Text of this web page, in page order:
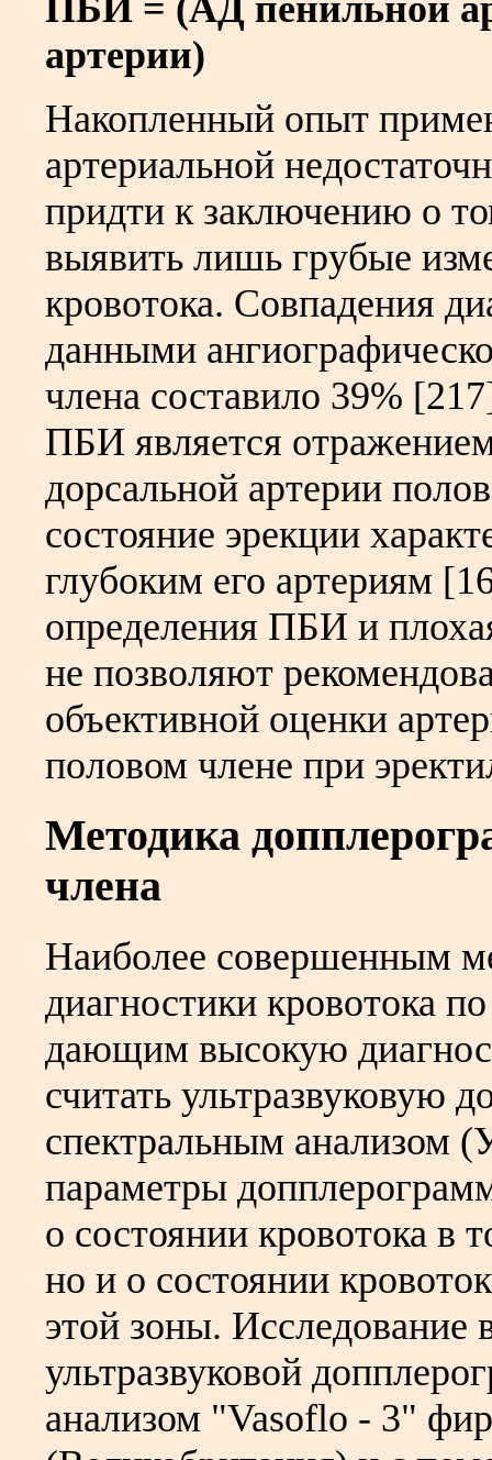
артерии)
Накопленный опыт
артериальной
придти к заключению о
выявить лишь грубые
кровотока. Совпадения
данными
члена составило 39%
ПБИ является
дорсальной артерии
состояние эрекции
глубоким его артериям
определения ПБИ и
не позволяют
объективной оценки
половом члене при
Методика
члена
Наиболее совершенным
диагностики кровотока
дающим высокую
считать ультразвуковую
спектральным
параметры
о состоянии кровотока в
но и о состоянии
этой зоны. Исследование
ультразвуковой
анализом "Vasoflo - 3"